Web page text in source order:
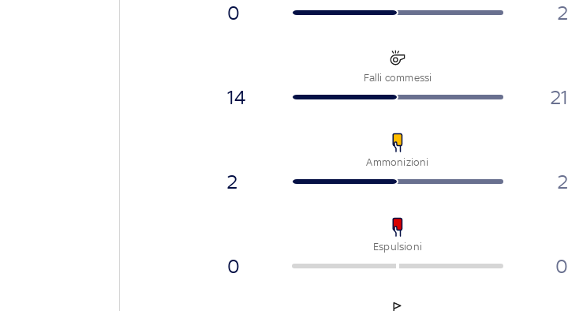
0 2
Falli commessi
14 21
Ammonizioni
2 2
Espulsioni
0 0